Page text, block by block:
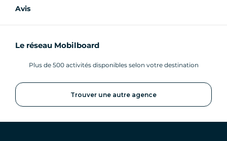
Avis
Le réseau Mobilboard
Plus de 500 activités disponibles selon votre destination
Trouver une autre agence